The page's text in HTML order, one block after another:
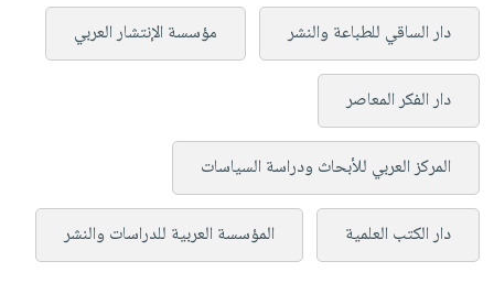
دار الساقي للطباعة والنشر مؤسسة الإنتشار العربي
دار الفكر المعاصر
المركز العربي للأبحاث ودراسة السياسات
دار الكتب العلمية المؤسسة العربية للدراسات والنشر